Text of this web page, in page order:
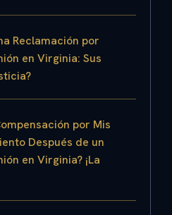
Reclamación por
en Virginia: Sus
por Mis
Después de un
en Virginia? ¡La